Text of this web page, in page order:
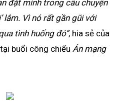
đặt mình trong câu chuyện
lắm. Vì nó rất gần gũi với
tình huống đó”, hia sẻ của
buổi công chiếu Án mạng